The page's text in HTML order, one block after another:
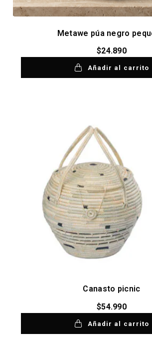
Metawe púa negro
$24.890
Añadir al carrito
Canasto picnic
$54.990
Añadir al carrito